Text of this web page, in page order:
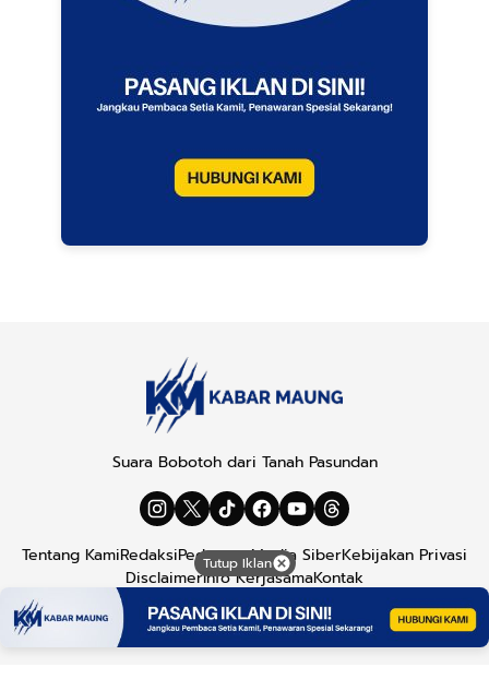
Tutup Iklan
Suara Bobotoh dari Tanah Pasundan
Tentang KamiRedaksiPedoman Media SiberKebijakan Privasi
DisclaimerInfo KerjasamaKontak
Copyright © 2026Kabar Maung. All rights reserved.